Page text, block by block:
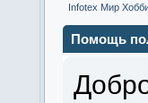
Infotex Мир
Помощь